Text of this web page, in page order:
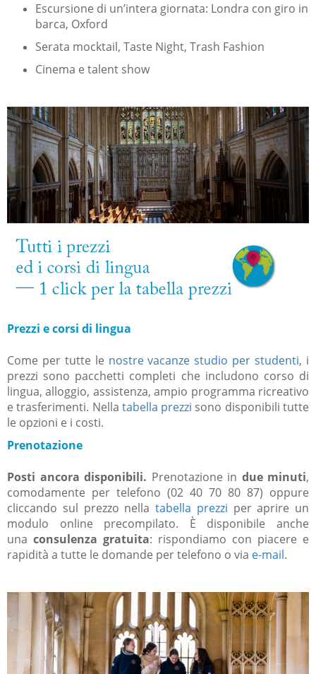
Escursione di un’intera giornata: Londra con giro in
barca, Oxford
Serata mocktail, Taste Night, Trash Fashion
Cinema e talent show
Prezzi e corsi di lingua
Come per tutte le nostre vacanze studio per studenti, i
prezzi sono pacchetti completi che includono corso di
lingua, alloggio, assistenza, ampio programma ricreativo
e trasferimenti. Nella tabella prezzi sono disponibili tutte
le opzioni e i costi.
Prenotazione
Posti ancora disponibili. Prenotazione in due minuti,
comodamente per telefono (02 40 70 80 87) oppure
cliccando sul prezzo nella tabella prezzi per aprire un
modulo online precompilato. È disponibile anche
una consulenza gratuita: rispondiamo con piacere e
rapidità a tutte le domande per telefono o via e-mail.